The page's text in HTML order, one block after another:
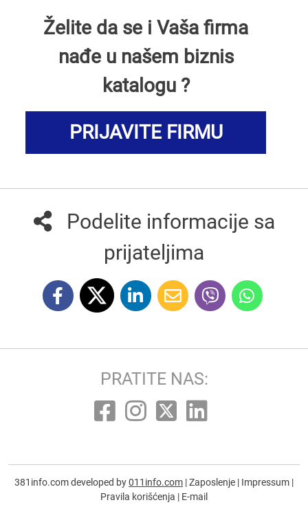
Želite da se i Vaša firma
nađe u našem biznis
katalogu ?
PRIJAVITE FIRMU
Podelite informacije sa
prijateljima
PRATITE NAS:
381info.com developed by011info.com |Zaposlenje | Impressum |
Pravila korišćenja | E-mail